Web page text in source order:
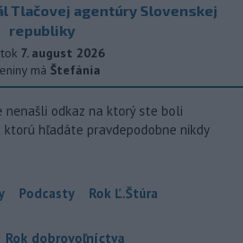
Tlačovej agentúry Slovenskej
republiky
7. august 2026
má Štefánia
nenašli odkaz na ktorý ste boli
hľadáte pravdepodobne nikdy
Podcasty Rok Ľ.Štúra
Rok dobrovoľníctva